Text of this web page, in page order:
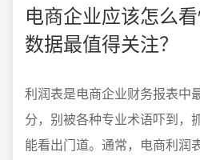
电商企业应该怎么
数据最值得关注？
利润表是电商企业财务报表中
分，别被各种专业术语吓到，
能看出门道。通常，电商利润